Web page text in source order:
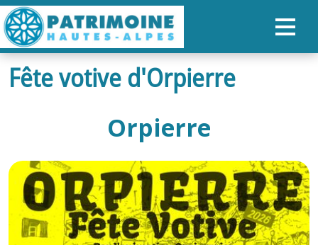
ACCUEIL
PATRIMOINE
RANDONNÉES
ORGANISER SON SÉJOUR
Fête votive d'Orpierre
Orpierre